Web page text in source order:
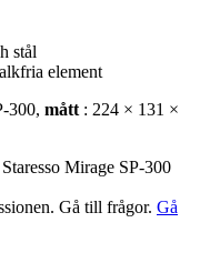
stål
element
300, mått : 224 × 131 ×
Mirage SP-300
Gå till frågor. Gå